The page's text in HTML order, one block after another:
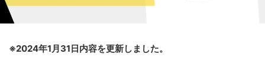
※2024年1月31日内容を更新しました。